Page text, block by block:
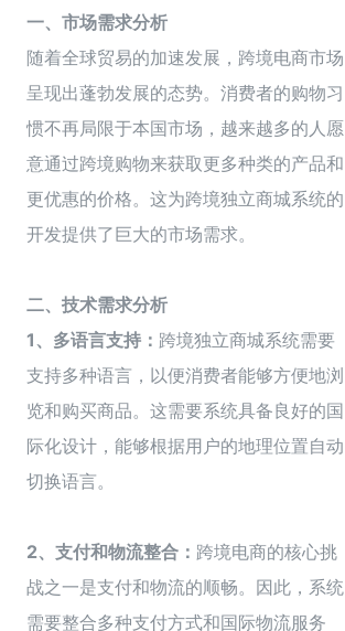
一、市场需求分析
随着全球贸易的加速发展，跨境电商市场
呈现出蓬勃发展的态势。消费者的购物习
惯不再局限于本国市场，越来越多的人愿
意通过跨境购物来获取更多种类的产品和
更优惠的价格。这为跨境独立商城系统的
开发提供了巨大的市场需求。
二、技术需求分析
1、多语言支持： 跨境独立商城系统需要
支持多种语言，以便消费者能够方便地浏
览和购买商品。这需要系统具备良好的国
际化设计，能够根据用户的地理位置自动
切换语言。
2、支付和物流整合： 跨境电商的核心挑
战之一是支付和物流的顺畅。因此，系统
需要整合多种支付方式和国际物流服务